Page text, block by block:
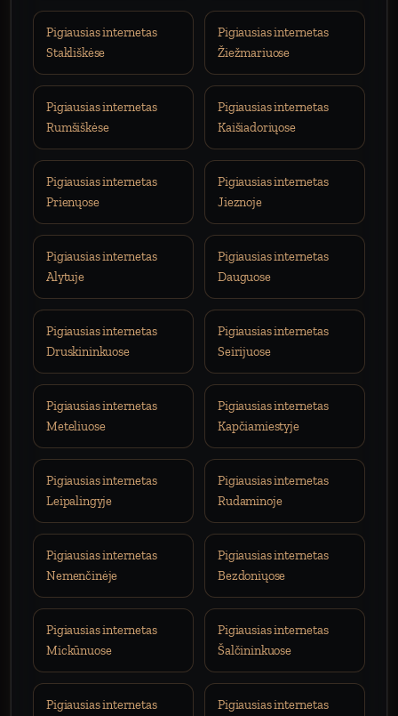
Pigiausias internetas
Stakliškėse
Pigiausias internetas
Žiežmariuose
Pigiausias internetas
Rumšiškėse
Pigiausias internetas
Kaišiadoriųose
Pigiausias internetas
Prienųose
Pigiausias internetas
Jieznoje
Pigiausias internetas
Alytuje
Pigiausias internetas
Dauguose
Pigiausias internetas
Druskininkuose
Pigiausias internetas
Seirijuose
Pigiausias internetas
Meteliuose
Pigiausias internetas
Kapčiamiestyje
Pigiausias internetas
Leipalingyje
Pigiausias internetas
Rudaminoje
Pigiausias internetas
Nemenčinėje
Pigiausias internetas
Bezdoniųose
Pigiausias internetas
Mickūnuose
Pigiausias internetas
Šalčininkuose
Pigiausias internetas
Pigiausias internetas